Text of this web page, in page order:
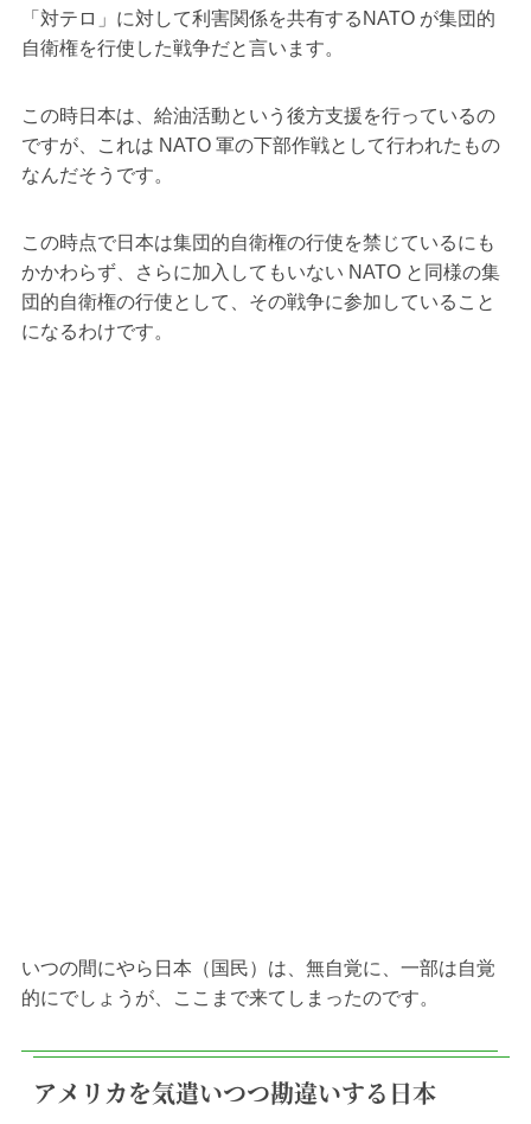
「対テロ」に対して利害関係を共有するNATO が集団的
自衛権を行使した戦争だと言います。
この時日本は、給油活動という後方支援を行っているの
ですが、これは NATO 軍の下部作戦として行われたもの
なんだそうです。
この時点で日本は集団的自衛権の行使を禁じているにも
かかわらず、さらに加入してもいない NATO と同様の集
団的自衛権の行使として、その戦争に参加していること
になるわけです。
いつの間にやら日本（国民）は、無自覚に、一部は自覚
的にでしょうが、ここまで来てしまったのです。
アメリカを気遣いつつ勘違いする日本